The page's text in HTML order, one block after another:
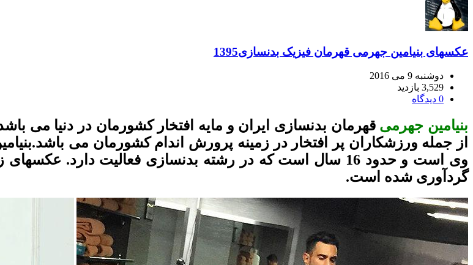
عکسهای بنیامین جهرمی قهرمان فیزیک بدنسازی1395
دوشنبه 9 می 2016
3,529 بازدید
0 دیدگاه
بنیامین جهرمی قهرمان بدنسازی ایران و مایه افتخار کشورمان در دنیا می
وی است و حدود 16 سال است که در رشته بدنسازی فعالیت
گردآوری شده است.